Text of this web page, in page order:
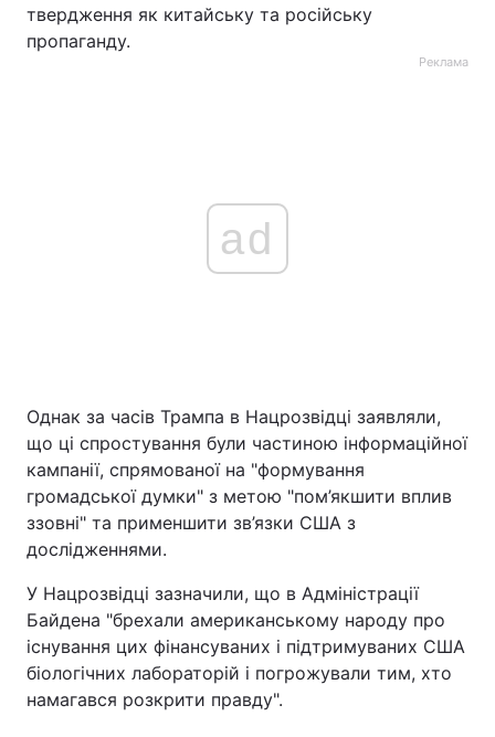
твердження як китайську та російську
пропаганду.
Реклама
ad
Однак за часів Трампа в Нацрозвідці заявляли,
що ці спростування були частиною інформаційної
кампанії, спрямованої на "формування
громадської думки" з метою "пом’якшити вплив
ззовні" та применшити зв’язки США з
дослідженнями.
У Нацрозвідці зазначили, що в Адміністрації
Байдена "брехали американському народу про
існування цих фінансуваних і підтримуваних США
біологічних лабораторій і погрожували тим, хто
намагався розкрити правду".